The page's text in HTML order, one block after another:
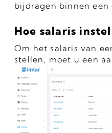
bijdragen binnen een
Hoe salaris
Om het salaris van
stellen, moet u een